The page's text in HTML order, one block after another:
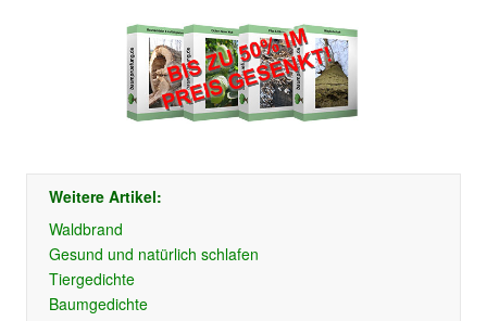
Weitere Artikel:
Waldbrand
Gesund und natürlich schlafen
Tiergedichte
Baumgedichte